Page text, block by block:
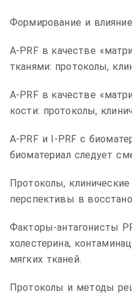
Формирование и
A-PRF в качестве
тканями: протоколы,
A-PRF в качестве
кости: протоколы,
A-PRF и I-PRF с
биоматериал следует
Протоколы,
перспективы в
Факторы-антагонисты
холестерина,
мягких тканей.
Протоколы и методы